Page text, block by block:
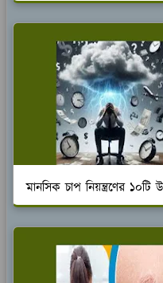
মানসিক চাপ নিয়ন্ত্রণের